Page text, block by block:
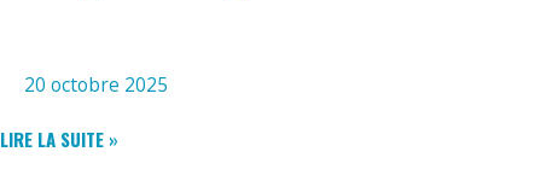
20 octobre 2025
BRÛLAGE
LIRE LA SUITE »